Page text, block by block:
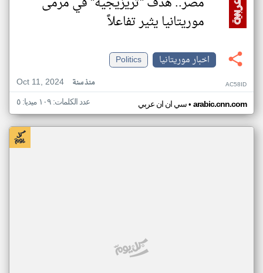
موريتانيا يثير تفاعلاً
اخبار موريتانيا
Politics
Oct 11, 2024
منذ سنة AC58ID
سي ان ان عربي• arabic.cnn.com عدد الكلمات: ١٠٩ ميديا: ٥